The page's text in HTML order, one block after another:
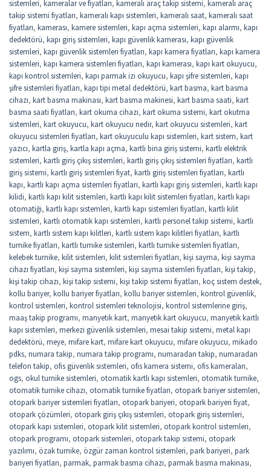
sistemleri, kameralar ve fiyatları, kameralı araç takip sistemi, kameralı araç
takip sistemi fiyatları, kameralı kapı sistemleri, kameralı saat, kameralı saat
fiyatları, kamerası, kamere sistemleri, kapı açma sistemleri, kapı alarmı, kapı
dedektörü, kapı giriş sistemleri, kapı güvenlik kamerası, kapı güvenlik
sistemleri, kapı güvenlik sistemleri fiyatları, kapı kamera fiyatları, kapı kamera
sistemleri, kapı kamera sistemleri fiyatları, kapı kamerası, kapı kart okuyucu,
kapı kontrol sistemleri, kapı parmak izi okuyucu, kapı şifre sistemleri, kapı
şifre sistemleri fiyatları, kapı tipi metal dedektörü, kart basma, kart basma
cihazı, kart basma makinası, kart basma makinesi, kart basma saati, kart
basma saati fiyatları, kart okuma cihazı, kart okuma sistemi, kart okutma
sistemleri, kart okuyucu, kart okuyucu nedir, kart okuyucu sistemleri, kart
okuyucu sistemleri fiyatları, kart okuyuculu kapı sistemleri, kart sistem, kart
yazıcı, kartla giriş, kartla kapı açma, kartlı bina giriş sistemi, kartlı elektrik
sistemleri, kartlı giriş çıkış sistemleri, kartlı giriş çıkış sistemleri fiyatları, kartlı
giriş sistemi, kartlı giriş sistemleri fiyat, kartlı giriş sistemleri fiyatları, kartlı
kapı, kartlı kapı açma sistemleri fiyatları, kartlı kapı giriş sistemleri, kartlı kapı
kilidi, kartlı kapı kilit sistemleri, kartlı kapı kilit sistemleri fiyatları, kartlı kapı
otomatiği, kartlı kapı sistemleri, kartlı kapı sistemleri fiyatları, kartlı kilit
sistemleri, kartlı otomatik kapı sistemleri, kartlı personel takip sistemi, kartlı
sistem, kartlı sistem kapı kilitleri, kartlı sistem kapı kilitleri fiyatları, kartlı
turnike fiyatları, kartlı turnike sistemleri, kartlı turnike sistemleri fiyatları,
kelebek turnike, kilit sistemleri, kilit sistemleri fiyatları, kişi sayma, kişi sayma
cihazı fiyatları, kişi sayma sistemleri, kişi sayma sistemleri fiyatları, kişi takip,
kişi takip cihazı, kişi takip sistemi, kişi takip sistemi fiyatları, koç sistem destek,
kollu bariyer, kollu bariyer fiyatları, kollu bariyer sistemleri, kontrol güvenlik,
kontrol sistemleri, kontrol sistemleri teknolojisi, kontrol sistemlerine giriş,
maaş takip programı, manyetik kart, manyetik kart okuyucu, manyetik kartlı
kapı sistemleri, merkezi güvenlik sistemleri, mesai takip sistemi, metal kapı
dedektörü, meye, mifare kart, mifare kart okuyucu, mifare okuyucu, mikado
pdks, numara takip, numara takip programı, numaradan takip, numaradan
telefon takip, ofis güvenlik sistemleri, ofis kamera sistemi, ofis kameraları,
ogs, okul turnike sistemleri, otomatik kartlı kapı sistemleri, otomatik turnike,
otomatik turnike cihazı, otomatik turnike fiyatları, otopark bariyer sistemleri,
otopark bariyer sistemleri fiyatları, otopark bariyeri, otopark bariyeri fiyat,
otopark çözümleri, otopark giriş çıkış sistemleri, otopark giriş sistemleri,
otopark kapı sistemleri, otopark kilit sistemleri, otopark kontrol sistemleri,
otopark programı, otopark sistemleri, otopark takip sistemi, otopark
yazılımı, özak turnike, özgür zaman kontrol sistemleri, park bariyeri, park
bariyeri fiyatları, parmak, parmak basma cihazı, parmak basma makinası,